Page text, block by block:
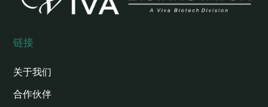
链接
关于我们
合作伙伴